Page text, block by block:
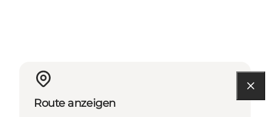
Route anzeigen